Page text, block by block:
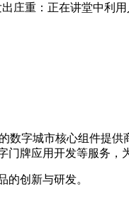
庄重：正在讲堂中利
数字城市核心组件提
牌应用开发等服务，
创新与研发。